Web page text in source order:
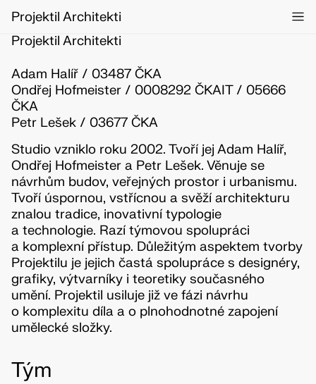
Projektil Architekti
Projektil Architekti
Adam Halíř / 03487 ČKA
Ondřej Hofmeister / 0008292 ČKAIT / 05666
ČKA
Petr Lešek / 03677 ČKA
Studio vzniklo roku 2002. Tvoří jej Adam Halíř,
Ondřej Hofmeister a Petr Lešek. Věnuje se
návrhům budov, veřejných prostor i urbanismu.
Tvoří úspornou, vstřícnou a svěží architekturu
znalou tradice, inovativní typologie
a technologie. Razí týmovou spolupráci
a komplexní přístup. Důležitým aspektem tvorby
Projektilu je jejich častá spolupráce s designéry,
grafiky, výtvarníky i teoretiky současného
umění. Projektil usiluje již ve fázi návrhu
o komplexitu díla a o plnohodnotné zapojení
umělecké složky.
Tým